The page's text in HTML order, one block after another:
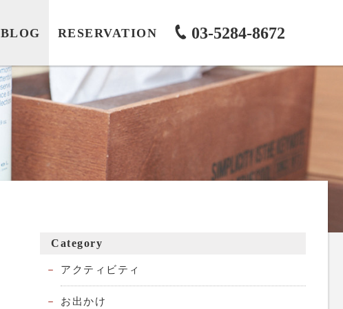
BLOG RESERVATION 03-5284-8672
Category
アクティビティ
お出かけ